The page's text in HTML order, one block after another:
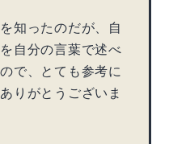
知ったのだが、自
自分の言葉で述べ
で、とても参考に
りがとうございま